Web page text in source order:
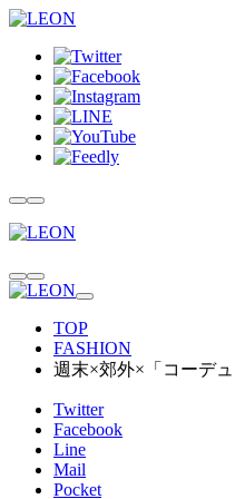
TOP
FASHION
週末×郊外×「コーデ
Twitter
Facebook
Line
Mail
Pocket